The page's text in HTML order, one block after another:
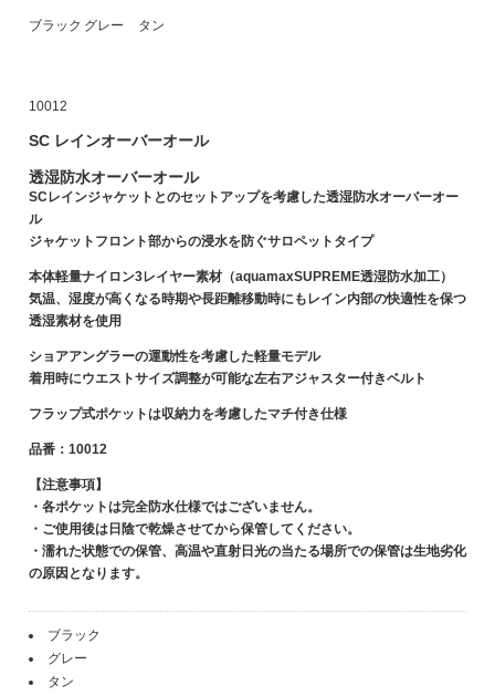
ブラック グレー タン
10012
SC レインオーバーオール
透湿防水オーバーオール
SCレインジャケットとのセットアップを考慮した透湿防水オーバーオー
ル
ジャケットフロント部からの浸水を防ぐサロペットタイプ
本体軽量ナイロン3レイヤー素材（aquamaxSUPREME透湿防水加工）
気温、湿度が高くなる時期や長距離移動時にもレイン内部の快適性を保つ
透湿素材を使用
ショアアングラーの運動性を考慮した軽量モデル
着用時にウエストサイズ調整が可能な左右アジャスター付きベルト
フラップ式ポケットは収納力を考慮したマチ付き仕様
品番：10012
【注意事項】
・各ポケットは完全防水仕様ではございません。
・ご使用後は日陰で乾燥させてから保管してください。
・濡れた状態での保管、高温や直射日光の当たる場所での保管は生地劣化
の原因となります。
ブラック
グレー
タン